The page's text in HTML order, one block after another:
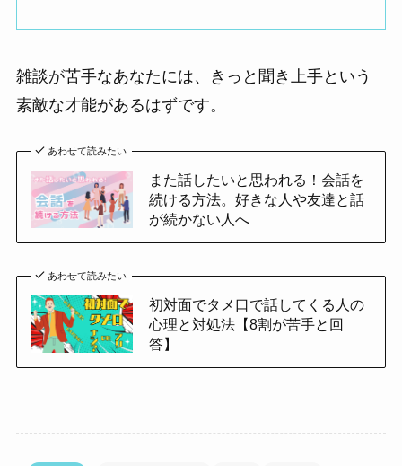
雑談が苦手なあなたには、きっと聞き上手という
素敵な才能があるはずです。
あわせて読みたい
また話したいと思われる！会話を
続ける方法。好きな人や友達と話
が続かない人へ
あわせて読みたい
初対面でタメ口で話してくる人の
心理と対処法【8割が苦手と回
答】